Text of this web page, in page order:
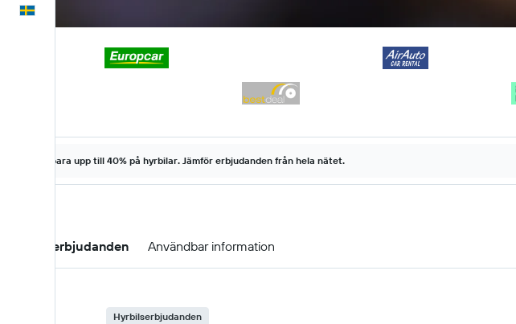
Spara upp till 40% på hyrbilar. Jämför erbjudanden från hela nätet.
Hyrbilserbjudanden Användbar information
Hyrbilserbjudanden